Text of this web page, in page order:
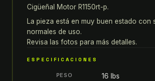
MOTOR
quantity
Cigüeñal Motor R1150rt-p.
La pieza está en muy buen estado con
normales de uso.
Revisa las fotos para más detalles.
ESPECIFICACIONES
PESO 16 lbs